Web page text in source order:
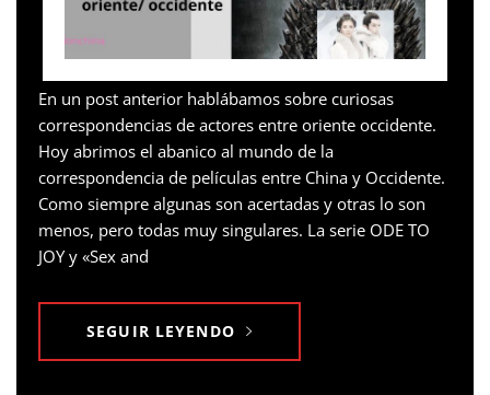
En un post anterior hablábamos sobre curiosas
correspondencias de actores entre oriente occidente.
Hoy abrimos el abanico al mundo de la
correspondencia de películas entre China y Occidente.
Como siempre algunas son acertadas y otras lo son
menos, pero todas muy singulares. La serie ODE TO
JOY y «Sex and
SEGUIR LEYENDO